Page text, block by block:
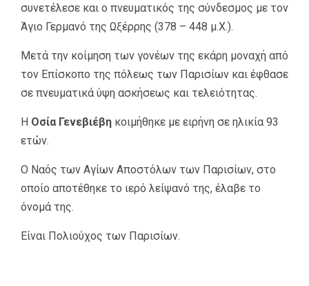
συνετέλεσε και ο πνευματικός της σύνδεσμος με τον
Άγιο Γερμανό της Ωξέρρης (378 – 448 μ.Χ.).
Μετά την κοίμηση των γονέων της εκάρη μοναχή από
τον Επίσκοπο της πόλεως των Παρισίων και έφθασε
σε πνευματικά ύψη ασκήσεως και τελειότητας.
Η Οσία Γενεβιέβη κοιμήθηκε με ειρήνη σε ηλικία 93
ετών.
Ο Ναός των Αγίων Αποστόλων των Παρισίων, στο
οποίο αποτέθηκε το ιερό λείψανό της, έλαβε το
όνομά της.
Είναι Πολιούχος των Παρισίων.